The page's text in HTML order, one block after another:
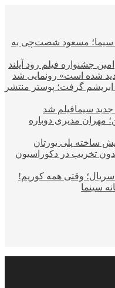
سیما؛ مسعود شصت‌چی به
شده است» رونمایی شد
۲ جایزه از راه ابریشم گرفت؛ پوستر منتشر
سیمافیلم شد
مهران مدیری دوباره
ساخته پلی یورتان
تخریب در دکوراسیون
وقتی همه کوریم!
سینما